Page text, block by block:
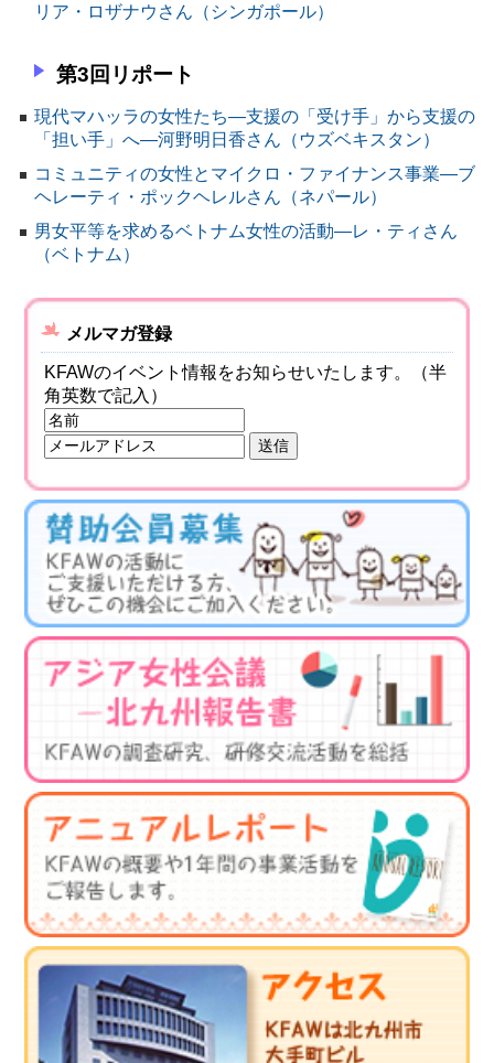
リア・ロザナウさん（シンガポール）
第3回リポート
現代マハッラの女性たち―支援の「受け手」から支援の
「担い手」へ―河野明日香さん（ウズベキスタン）
コミュニティの女性とマイクロ・ファイナンス事業―ブ
ヘレーティ・ポックヘレルさん（ネパール）
男女平等を求めるベトナム女性の活動―レ・ティさん
（ベトナム）
メルマガ登録
KFAWのイベント情報をお知らせいたします。（半
角英数で記入）